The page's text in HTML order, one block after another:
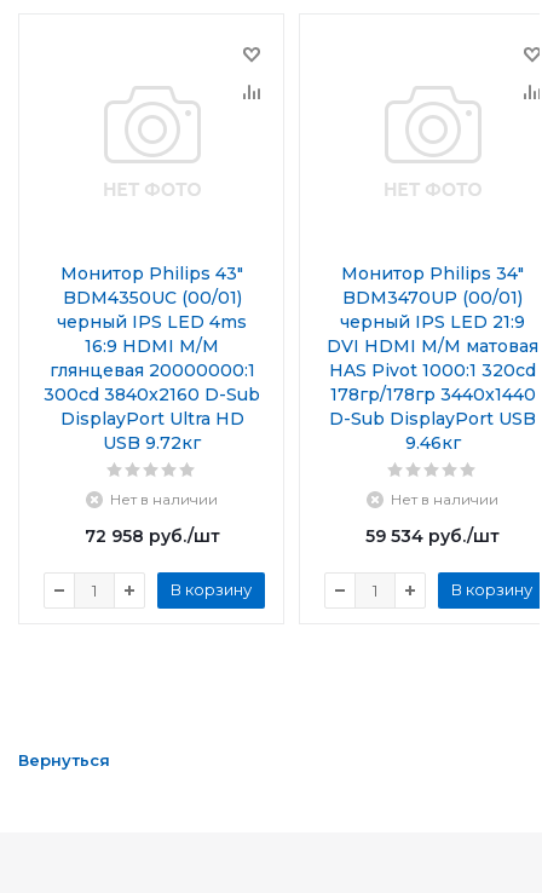
Монитор Philips 43"
BDM4350UC (00/01)
черный IPS LED 4ms
16:9 HDMI M/M
глянцевая 20000000:1
300cd 3840x2160 D-Sub
DisplayPort Ultra HD
USB 9.72кг
Нет в наличии
72 958 руб./шт
В корзину
Монитор Philips 34"
BDM3470UP (00/01)
черный IPS LED 21:9
DVI HDMI M/M матовая
HAS Pivot 1000:1 320cd
178гр/178гр 3440x1440
D-Sub DisplayPort USB
9.46кг
Нет в наличии
59 534 руб./шт
В корзину
Вернуться